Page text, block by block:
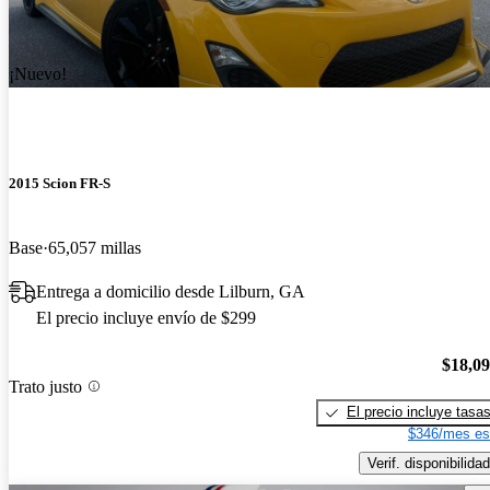
¡Nuevo!
2015 Scion FR-S
Base 65,057 millas
Entrega a domicilio desde Lilburn, GA
El precio incluye envío de $299
Trato justo
El precio incluye tasas
$346/mes
Verif. disponibilidad